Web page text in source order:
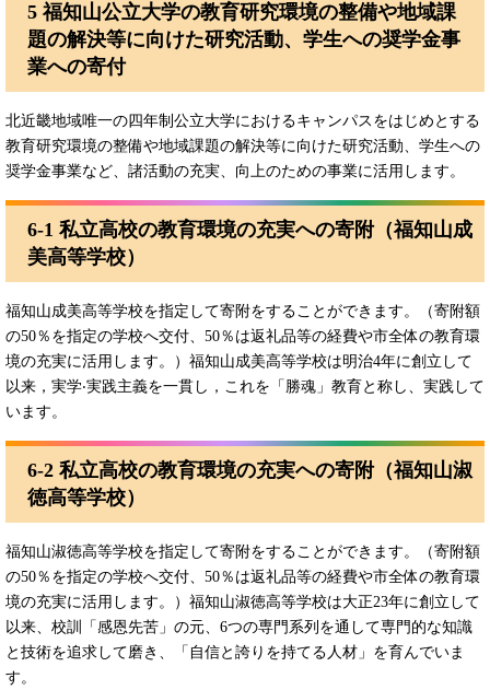
5 福知山公立大学の教育研究環境の整備や地域課
題の解決等に向けた研究活動、学生への奨学金事
業への寄付
北近畿地域唯一の四年制公立大学におけるキャンパスをはじめとする
教育研究環境の整備や地域課題の解決等に向けた研究活動、学生への
奨学金事業など、諸活動の充実、向上のための事業に活用します。
6-1 私立高校の教育環境の充実への寄附（福知山成
美高等学校）
福知山成美高等学校を指定して寄附をすることができます。（寄附額
の50％を指定の学校へ交付、50％は返礼品等の経費や市全体の教育環
境の充実に活⽤します。）福知山成美高等学校は明治4年に創⽴して
以来，実学‧実践主義を⼀貫し，これを「勝魂」教育と称し、実践して
います。
6-2 私立高校の教育環境の充実への寄附（福知山淑
徳高等学校）
福知山淑徳高等学校を指定して寄附をすることができます。（寄附額
の50％を指定の学校へ交付、50％は返礼品等の経費や市全体の教育環
境の充実に活⽤します。）福知山淑徳高等学校は大正23年に創立して
以来、校訓「感恩先苦」の元、6つの専⾨系列を通して専⾨的な知識
と技術を追求して磨き、「⾃信と誇りを持てる⼈材」を育んでいま
す。